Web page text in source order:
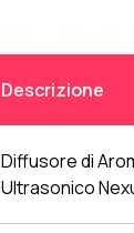
Descrizione
Diffusore di
Ultrasonico